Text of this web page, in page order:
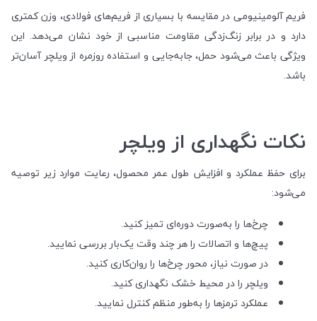
فریم آلومینیومی در مقایسه با بسیاری از فریم‌های فولادی، وزن کمتری
دارد و در برابر زنگ‌زدگی مقاومت مناسبی از خود نشان می‌دهد. این
ویژگی باعث می‌شود حمل، جابه‌جایی و استفاده روزمره از ویلچر آسان‌تر
باشد.
نکات نگهداری از ویلچر
برای حفظ عملکرد و افزایش طول عمر محصول، رعایت موارد زیر توصیه
می‌شود:
چرخ‌ها را به‌صورت دوره‌ای تمیز کنید.
پیچ‌ها و اتصالات را هر چند وقت یک‌بار بررسی نمایید.
در صورت نیاز، محور چرخ‌ها را روان‌کاری کنید.
ویلچر را در محیط خشک نگهداری کنید.
عملکرد ترمزها را به‌طور منظم کنترل نمایید.